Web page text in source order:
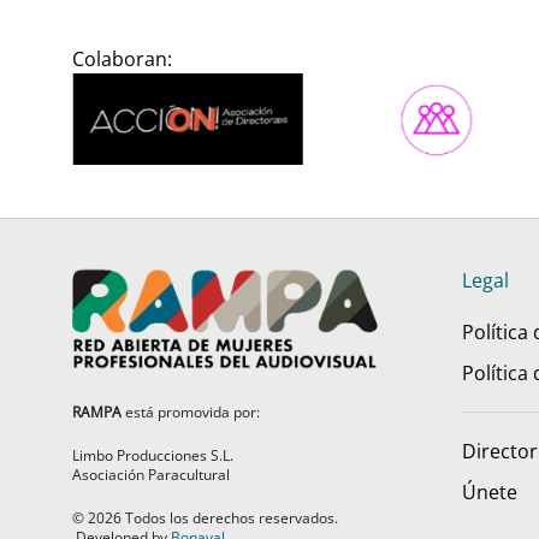
Colaboran:
Legal
Política
Política
Únete
RAMPAestá promovida por:
Limbo Producciones S.L.
Asociación Paracultural
©2026Todos los derechos reservados.